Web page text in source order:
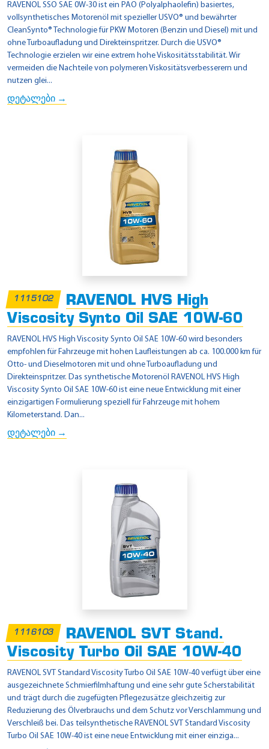
RAVENOL SSO SAE 0W-30 ist ein PAO (Polyalphaolefin) basiertes,
vollsynthetisches Motorenöl mit spezieller USVO® und bewährter
CleanSynto® Technologie für PKW Motoren (Benzin und Diesel) mit und
ohne Turboaufladung und Direkteinspritzer. Durch die USVO®
Technologie erzielen wir eine extrem hohe Viskositätsstabilität. Wir
vermeiden die Nachteile von polymeren Viskositätsverbesserern und
nutzen glei...
დეტალები →
1115102
RAVENOL HVS High
Viscosity Synto Oil SAE 10W-60
RAVENOL HVS High Viscosity Synto Oil SAE 10W-60 wird besonders
empfohlen für Fahrzeuge mit hohen Laufleistungen ab ca. 100.000 km für
Otto- und Dieselmotoren mit und ohne Turboaufladung und
Direkteinspritzer. Das synthetische Motorenöl RAVENOL HVS High
Viscosity Synto Oil SAE 10W-60 ist eine neue Entwicklung mit einer
einzigartigen Formulierung speziell für Fahrzeuge mit hohem
Kilometerstand. Dan...
დეტალები →
1116103
RAVENOL SVT Stand.
Viscosity Turbo Oil SAE 10W-40
RAVENOL SVT Standard Viscosity Turbo Oil SAE 10W-40 verfügt über eine
ausgezeichnete Schmierfilmhaftung und eine sehr gute Scherstabilität
und trägt durch die zugefügten Pflegezusätze gleichzeitig zur
Reduzierung des Ölverbrauchs und dem Schutz vor Verschlammung und
Verschleiß bei. Das teilsynthetische RAVENOL SVT Standard Viscosity
Turbo Oil SAE 10W-40 ist eine neue Entwicklung mit einer einziga...